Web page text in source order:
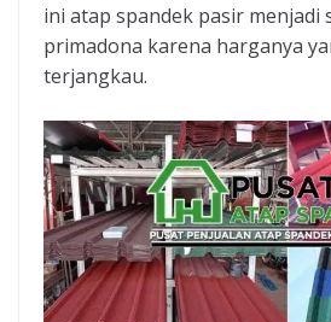
ini atap spandek pasir menjadi
primadona karena harganya
terjangkau.